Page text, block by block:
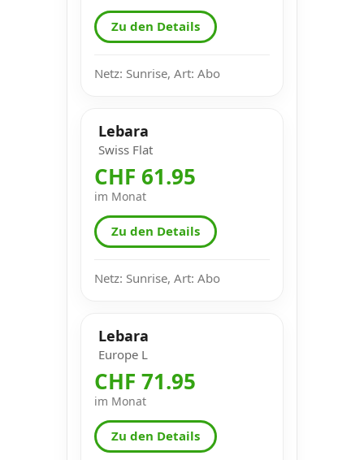
Zu den Details
Netz: Sunrise, Art: Abo
Lebara
Swiss Flat
CHF 61.95
im Monat
Zu den Details
Netz: Sunrise, Art: Abo
Lebara
Europe L
CHF 71.95
im Monat
Zu den Details